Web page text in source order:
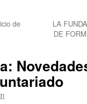
de
LA
DE